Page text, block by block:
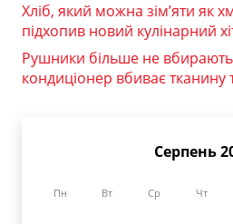
Хліб, який можна зім’яти як
підхопив новий кулінарний
Рушники більше не
кондиціонер вбиває тканину
Серпень
Пн Вт Ср Чт